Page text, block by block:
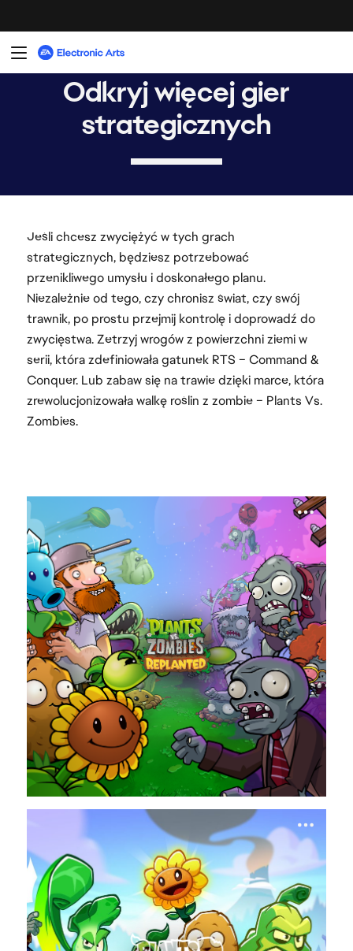
Jeśli chcesz zwyciężyć w tych grach
strategicznych, będziesz potrzebować
przenikliwego umysłu i doskonałego planu.
Niezależnie od tego, czy chronisz świat, czy swój
trawnik, po prostu przejmij kontrolę i doprowadź do
zwycięstwa. Zetrzyj wrogów z powierzchni ziemi w
serii, która zdefiniowała gatunek RTS – Command &
Conquer. Lub zabaw się na trawie dzięki marce, która
zrewolucjonizowała walkę roślin z zombie – Plants Vs.
Zombies.